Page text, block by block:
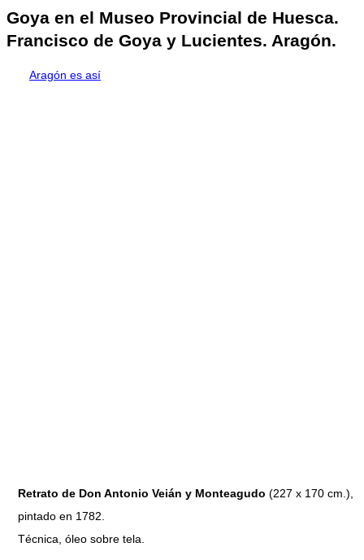
Goya en el Museo Provincial de Huesca.
Francisco de Goya y Lucientes. Aragón.
Aragón es así
Retrato de Don Antonio Veián y Monteagudo (227 x 170 cm.),
pintado en 1782.
Técnica, óleo sobre tela.